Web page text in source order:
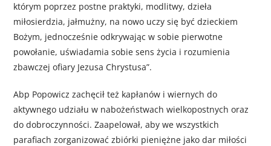
którym poprzez postne praktyki, modlitwy, dzieła
miłosierdzia, jałmużny, na nowo uczy się być dzieckiem
Bożym, jednocześnie odkrywając w sobie pierwotne
powołanie, uświadamia sobie sens życia i rozumienia
zbawczej ofiary Jezusa Chrystusa”.
Abp Popowicz zachęcił też kapłanów i wiernych do
aktywnego udziału w nabożeństwach wielkopostnych oraz
do dobroczynności. Zaapelował, aby we wszystkich
parafiach zorganizować zbiórki pieniężne jako dar miłości